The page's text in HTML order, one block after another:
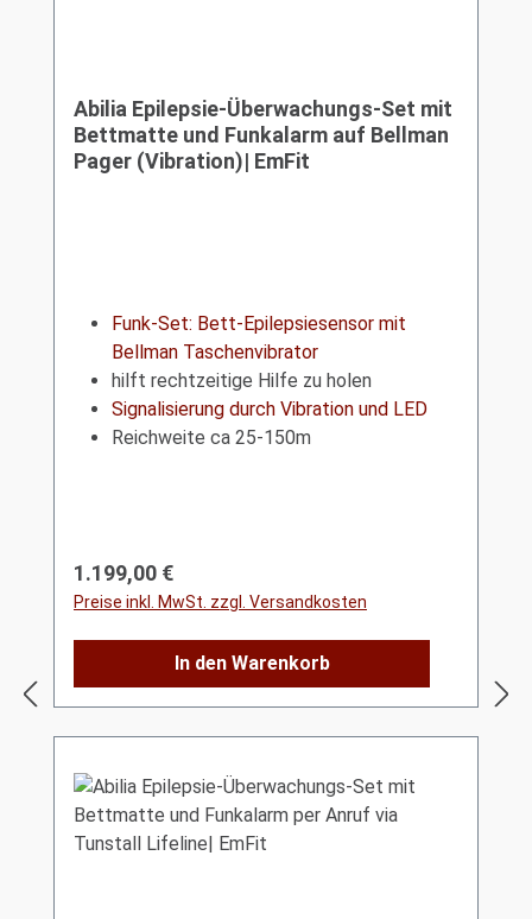
Abilia Epilepsie-Überwachungs-Set mit
Bettmatte und Funkalarm auf Bellman
Pager (Vibration)| EmFit
Funk-Set: Bett-Epilepsiesensor mit
Bellman Taschenvibrator
hilft rechtzeitige Hilfe zu holen
Signalisierung durch Vibration und LED
Reichweite ca 25-150m
Regulärer Preis:
1.199,00 €
Preise inkl. MwSt. zzgl. Versandkosten
In den Warenkorb